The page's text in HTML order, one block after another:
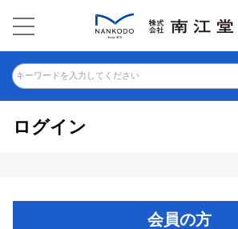
キーワードを入力してください
ログイン
会員の方